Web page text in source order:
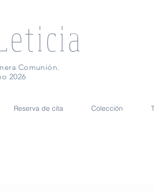
Comunión.
2026
Reserva de cita Colección